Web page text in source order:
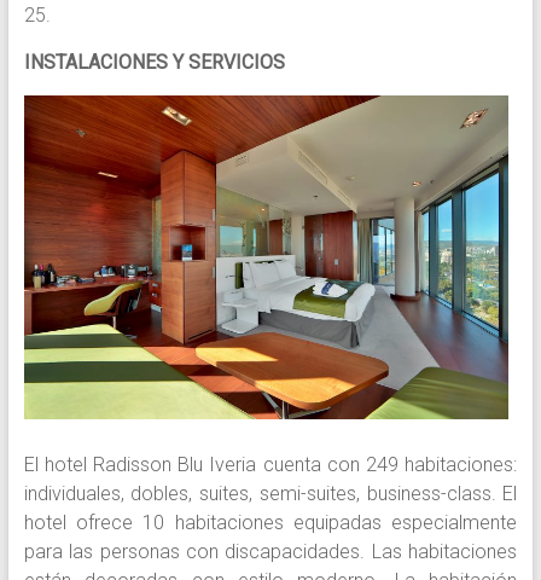
25.
INSTALACIONES Y SERVICIOS
El hotel Radisson Blu Iveria cuenta con 249 habitaciones:
individuales, dobles, suites, semi-suites, business-class. El
hotel ofrece 10 habitaciones equipadas especialmente
para las personas con discapacidades. Las habitaciones